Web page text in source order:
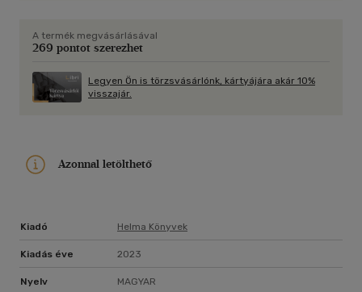
A termék megvásárlásával
269 pontot szerezhet
Legyen Ön is törzsvásárlónk, kártyájára akár 10%
visszajár.
Azonnal letölthető
Kiadó Helma Könyvek
Kiadás éve 2023
Nyelv MAGYAR